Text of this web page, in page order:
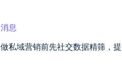
消息
做私域营销前先社交数据精筛，